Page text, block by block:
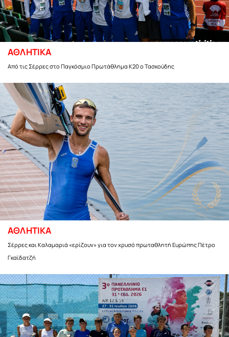
ΑΘΛΗΤΙΚΑ
Από τις Σέρρες στο Παγκόσμιο Πρωτάθλημα Κ20 ο Τασκούδης
ΑΘΛΗΤΙΚΑ
Σέρρες και Καλαμαριά «ερίζουν» για τον χρυσό πρωταθλητή Ευρώπης Πέτρο
Γκαϊδατζή